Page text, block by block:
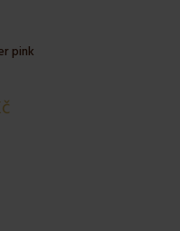
pink